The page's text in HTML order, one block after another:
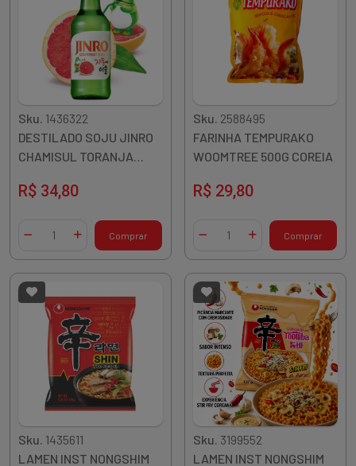
Sku. 1436322
DESTILADO SOJU JINRO
CHAMISUL TORANJA
R$ 34,80
Diminuir QuantidadeAdicionar Quantidade
Comprar
Sku. 2588495
FARINHA TEMPURAKO
WOOMTREE 500G COREIA
R$ 29,80
Diminuir QuantidadeAdicionar Quantidade
Comprar
Sku. 1435611
LAMEN INST NONGSHIM
Sku. 3199552
LAMEN INST NONGSHIM